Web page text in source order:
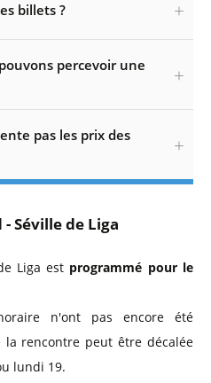
billets ?
percevoir une
pas les prix des
Séville de Liga
Liga est programmé pour le
n'ont pas encore été
la rencontre peut être décalée
lundi 19.